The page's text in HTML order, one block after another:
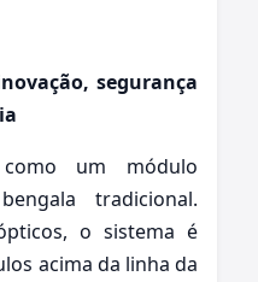
segurança
um módulo
tradicional.
o sistema é
acima da linha da